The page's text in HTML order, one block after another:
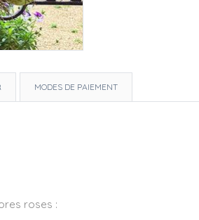
MODES DE PAIEMENT
roses :